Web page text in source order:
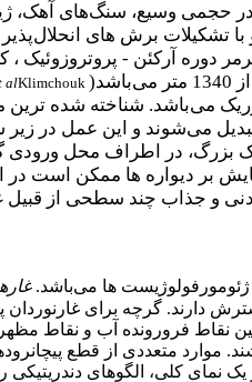
وسیع، سنگ‌های آهک،
برش های
دوره آرکئن - پروتروزوئیک ،
Klimchouk
al
می‌باشد. شناخته شده
می‌شوند و این عمل در
بر دیواره ها ممکن است
و جذاب چند سطحی از قبیل
ژئومورفولوژیست ها می‌باشد.
دارند. گرچه برای غار
بین نقاط فرورونده آب و
موارد متعددی از قطع
یک نمای کلی، الگوهای